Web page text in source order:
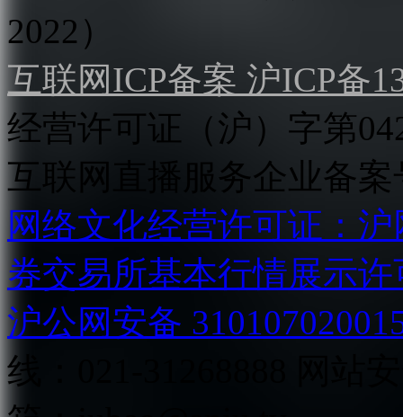
2022）
互联网ICP备案 沪ICP备
经营许可证（沪）字第
互联网直播服务企业备案
网络文化经营许可证：
券交易所基本行情展示许
沪公网安备
线：021-31268888